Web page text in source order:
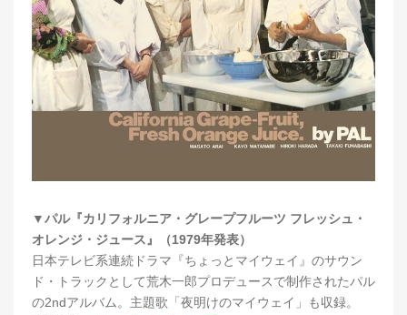
▼パル『カリフォルニア・グレープフルーツ フレッシュ・
オレンジ・ジュース』（1979年発表）
日本テレビ系連続ドラマ『ちょっとマイウェイ』のサウン
ド・トラックとして荒木一郎プロデュースで制作されたパル
の2ndアルバム。主題歌「夜明けのマイウェイ」も収録。